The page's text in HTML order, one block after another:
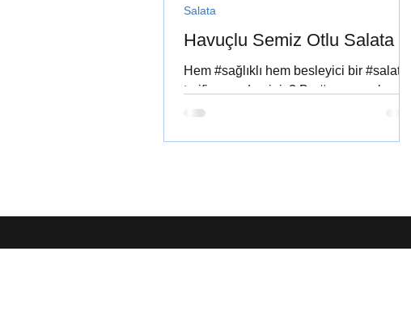
Havuçlu Semiz Otlu Salata
Hem #sağlıklı hem besleyici bir #salata
tarifine ne dersiniz? Bu #rengarenk
karışımı bizler çok sevdik... Mutlaka #iftar
Salata